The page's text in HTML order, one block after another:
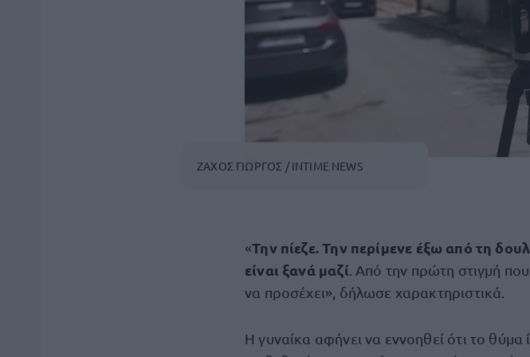
ΖΑΧΟΣ ΓΙΩΡΓΟΣ / INTIME NEWS
«Την πίεζε. Την περίμενε έξω από τη
είναι ξανά μαζί . Από την πρώτη στιγμή
να προσέχει», δήλωσε χαρακτηριστικά.
Η γυναίκα αφήνει να εννοηθεί ότι το θύμα